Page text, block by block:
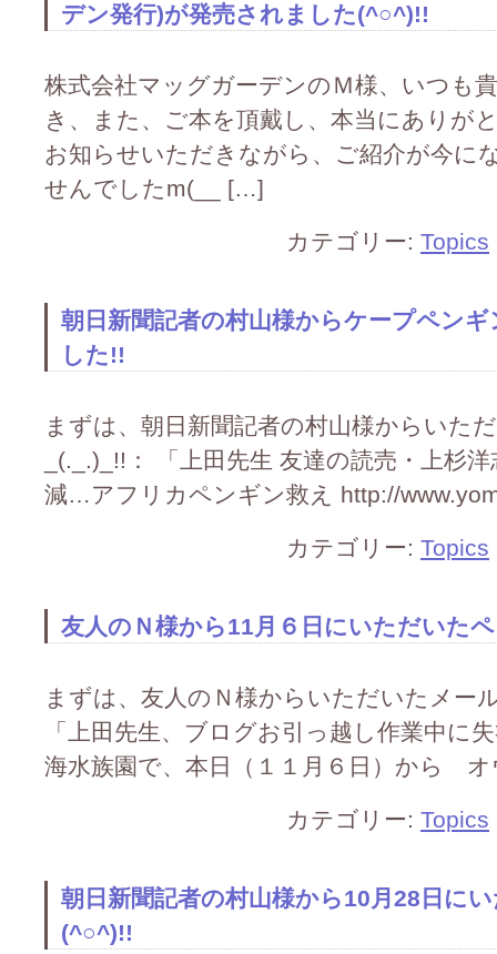
デン発行)が発売されました(^○^)!!
株式会社マッグガーデンのＭ様、いつも
き、また、ご本を頂戴し、本当にありが
お知らせいただきながら、ご紹介が今に
せんでしたm(__ […]
カテゴリー: Topics
朝日新聞記者の村山様からケープペン
した!!
まずは、朝日新聞記者の村山様からいた
_(._.)_!!： 「上田先生 友達の読売・上杉
減…アフリカペンギン救え http://
カテゴリー: Topics
友人のＮ様から11月６日にいただいた
まずは、友人のＮ様からいただいたメー
「上田先生、ブログお引っ越し作業中に
海水族園で、本日（１１月６日）から
カテゴリー: Topics
朝日新聞記者の村山様から10月28日に
(^○^)!!